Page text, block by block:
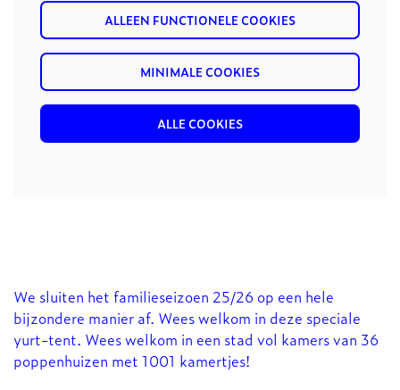
ALLEEN FUNCTIONELE COOKIES
MINIMALE COOKIES
ALLE COOKIES
We sluiten het familieseizoen 25/26 op een hele
bijzondere manier af. Wees welkom in deze speciale
yurt-tent. Wees welkom in een stad vol kamers van 36
poppenhuizen met 1001 kamertjes!